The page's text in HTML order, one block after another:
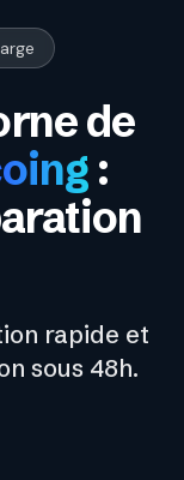
de
:
rapide et
sous 48h.